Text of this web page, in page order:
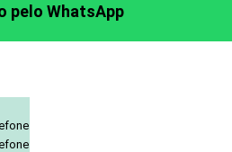
pelo WhatsApp